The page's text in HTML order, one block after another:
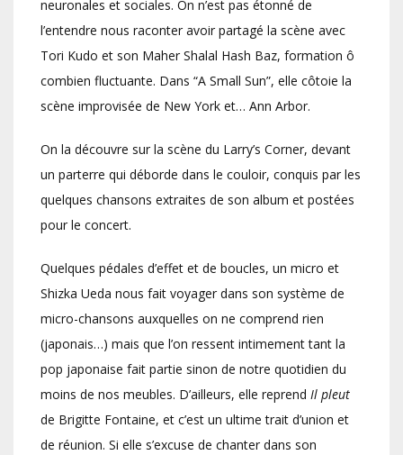
neuronales et sociales. On n’est pas étonné de
l’entendre nous raconter avoir partagé la scène avec
Tori Kudo et son Maher Shalal Hash Baz, formation ô
combien fluctuante. Dans “A Small Sun”, elle côtoie la
scène improvisée de New York et… Ann Arbor.
On la découvre sur la scène du Larry’s Corner, devant
un parterre qui déborde dans le couloir, conquis par les
quelques chansons extraites de son album et postées
pour le concert.
Quelques pédales d’effet et de boucles, un micro et
Shizka Ueda nous fait voyager dans son système de
micro-chansons auxquelles on ne comprend rien
(japonais…) mais que l’on ressent intimement tant la
pop japonaise fait partie sinon de notre quotidien du
moins de nos meubles. D’ailleurs, elle reprend Il pleut
de Brigitte Fontaine, et c’est un ultime trait d’union et
de réunion. Si elle s’excuse de chanter dans son